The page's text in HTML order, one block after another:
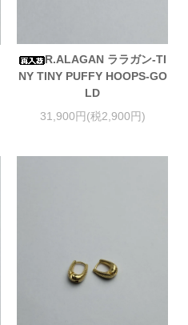
R.ALAGAN ララガン-TI
NY TINY PUFFY HOOPS-GO
LD
31,900円(税2,900円)